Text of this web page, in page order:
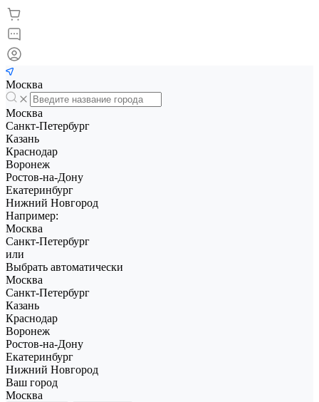
Москва
Москва
Санкт-Петербург
Казань
Краснодар
Воронеж
Ростов-на-Дону
Екатеринбург
Нижний Новгород
Например:
Москва
Санкт-Петербург
или
Выбрать автоматически
Москва
Санкт-Петербург
Казань
Краснодар
Воронеж
Ростов-на-Дону
Екатеринбург
Нижний Новгород
Ваш город
Москва